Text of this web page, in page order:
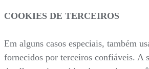
COOKIES DE TERCEIROS
Em alguns casos especiais, também
fornecidos por terceiros confiáveis. A